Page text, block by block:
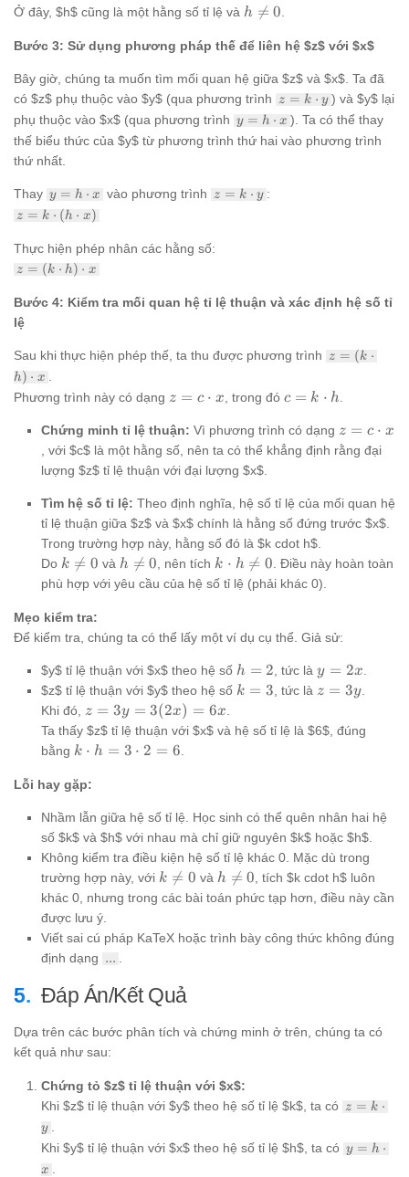
\cdot
x
Ở đây, $h$ cũng là một hằng số tỉ lệ và h
0
h 
= 0.
Bước 3: Sử dụng phương pháp thế để liên hệ $z$ với $x$
Bây giờ, chúng ta muốn tìm mối quan hệ giữa $z$ và $x$. Ta đã
có $z$ phụ thuộc vào $y$ (qua phương trình z = k
\cdot
y
z = k ⋅ y ) và $y$ lại
phụ thuộc vào $x$ (qua phương trình y = h
\cdot
x
y = h ⋅ x ). Ta có thể thay
thế biểu thức của $y$ từ phương trình thứ hai vào phương trình
thứ nhất.
Thay y = h
\cdot
x
y = h ⋅ x vào phương trình z = k
z = k ⋅ y :
z = k
(h
\cdot
x)
z = k ⋅ (h ⋅ x)
Thực hiện phép nhân các hằng số:
z =
\cdot
\cdot
z = (k ⋅ h) ⋅ x
Bước 4: Kiểm tra mối quan hệ tỉ lệ thuận và xác định hệ số tỉ
lệ
Sau khi thực hiện phép thế, ta thu được phương trình z =
h)
x
z = (k ⋅
h) ⋅ x
Phương trình này có dạng z = c
x
z = c ⋅ x , trong đó c = k
h
c = k ⋅ h
Chứng minh tỉ lệ thuận: Vì phương trình có dạng z = c
\cdot
z = c ⋅ x
, với $c$ là một hằng số, nên ta có thể khẳng định rằng đại
lượng $z$ tỉ lệ thuận với đại lượng $x$.
Tìm hệ số tỉ lệ: Theo định nghĩa, hệ số tỉ lệ của mối quan hệ
tỉ lệ thuận giữa $z$ và $x$ chính là hằng số đứng trước $x$.
Trong trường hợp này, hằng số đó là $k cdot h$.
Do k
\ne
k 
= 0 và h
\ne
h 
= 0, nên tích k
\cdot
k ⋅ h 
= 0. Điều này hoàn toàn
phù hợp với yêu cầu của hệ số tỉ lệ (phải khác 0).
Mẹo kiểm tra:
Để kiểm tra, chúng ta có thể lấy một ví dụ cụ thể. Giả sử:
$y$ tỉ lệ thuận với $x$ theo hệ số h=2
h = 2, tức lày=2x
y = 2x.
$z$ tỉ lệ thuận với $y$ theo hệ số k=3
k = 3, tức là z=3y
z = 3y.
Khi đó, z =
3y =
3(2x)
z = 3y = 3(2x) = 6x.
Ta thấy $z$ tỉ lệ thuận với $x$ và hệ số tỉ lệ là $6$, đúng
bằng k
h = 3
2 = 6
k ⋅ h = 3 ⋅ 2 = 6.
Lỗi hay gặp:
Nhầm lẫn giữa hệ số tỉ lệ. Học sinh có thể quên nhân hai hệ
số $k$ và $h$ với nhau mà chỉ giữ nguyên $k$ hoặc $h$.
Không kiểm tra điều kiện hệ số tỉ lệ khác 0. Mặc dù trong
trường hợp này, với k
\ne
k 
= 0 và h
\ne
h 
= 0, tích $k cdot h$ luôn
khác 0, nhưng trong các bài toán phức tạp hơn, điều này cần
được lưu ý.
Viết sai cú pháp KaTeX hoặc trình bày công thức không đúng
định dạng ... .
Đáp Án/Kết Quả
Dựa trên các bước phân tích và chứng minh ở trên, chúng ta có
kết quả như sau:
Chứng tỏ $z$ tỉ lệ thuận với $x$:
Khi $z$ tỉ lệ thuận với $y$ theo hệ số tỉ lệ $k$, ta có z = k
z = k ⋅
y
Khi $y$ tỉ lệ thuận với $x$ theo hệ số tỉ lệ $h$, ta có y = h
y = h ⋅
x